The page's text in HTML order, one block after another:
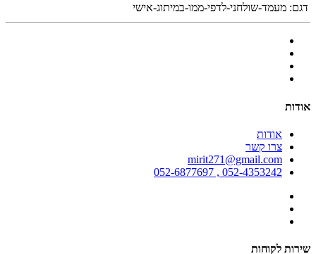
דגם: מעמד-שולחני-לדפי-ממו-במיתוג-אישי
אודות
אודות
צרו קשר
mirit271@gmail.com
052-4353242 , 052-6877697
שירות לקוחות